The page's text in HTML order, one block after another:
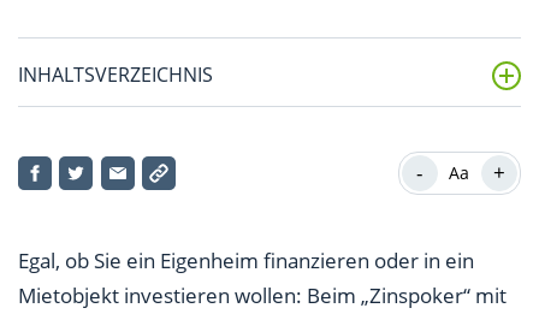
INHALTSVERZEICHNIS
Günstige Lage
Günstige Bewirtschaftung
- Aa +
Egal, ob Sie ein Eigenheim finanzieren oder in ein
Mietobjekt investieren wollen: Beim „Zinspoker“ mit